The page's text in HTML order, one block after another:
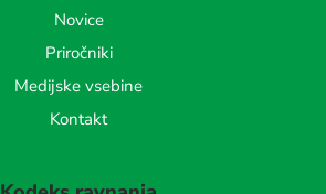
Novice
Priročniki
Medijske vsebine
Kontakt